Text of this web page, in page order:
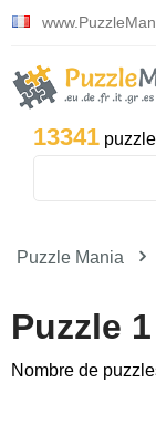
13341
Puzzle Mania
Puzzle
Nombre de